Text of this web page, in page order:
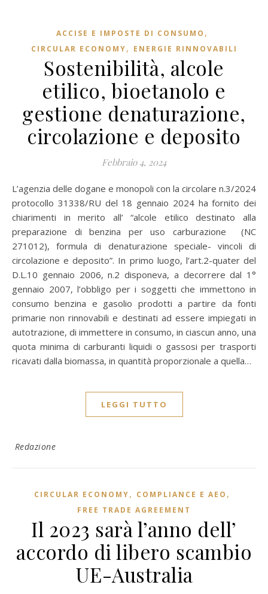
ACCISE E IMPOSTE DI CONSUMO ,
CIRCULAR ECONOMY, ENERGIE RINNOVABILI
Sostenibilità, alcole
etilico, bioetanolo e
gestione denaturazione,
circolazione e deposito
Febbraio 4, 2024
L’agenzia delle dogane e monopoli con la circolare n.3/2024
protocollo 31338/RU del 18 gennaio 2024 ha fornito dei
chiarimenti in merito all’ “alcole etilico destinato alla
preparazione di benzina per uso carburazione (NC
271012), formula di denaturazione speciale- vincoli di
circolazione e deposito”. In primo luogo, l’art.2-quater del
D.L.10 gennaio 2006, n.2 disponeva, a decorrere dal 1°
gennaio 2007, l’obbligo per i soggetti che immettono in
consumo benzina e gasolio prodotti a partire da fonti
primarie non rinnovabili e destinati ad essere impiegati in
autotrazione, di immettere in consumo, in ciascun anno, una
quota minima di carburanti liquidi o gassosi per trasporti
ricavati dalla biomassa, in quantità proporzionale a quella…
LEGGI TUTTO
Redazione
CIRCULAR ECONOMY, COMPLIANCE E AEO ,
FREE TRADE AGREEMENT
Il 2023 sarà l’anno dell’
accordo di libero scambio
UE-Australia